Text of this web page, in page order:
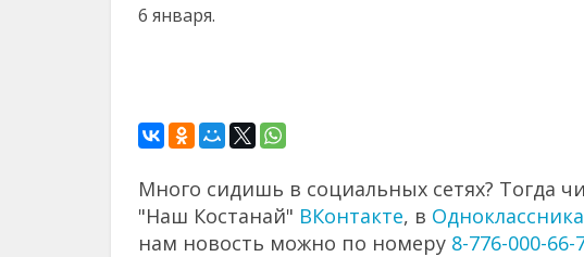
6 января.
Много сидишь в социальных сетях? Тогда
"Наш Костанай" ВКонтакте, в
нам новость можно по номеру 8-776-000-66-